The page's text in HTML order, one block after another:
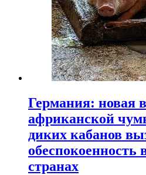
Германия: новая
африканской
диких кабанов
обеспокоенность
странах